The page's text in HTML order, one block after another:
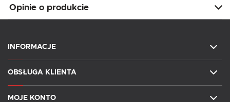
Opinie o produkcie
INFORMACJE
OBSŁUGA KLIENTA
MOJE KONTO